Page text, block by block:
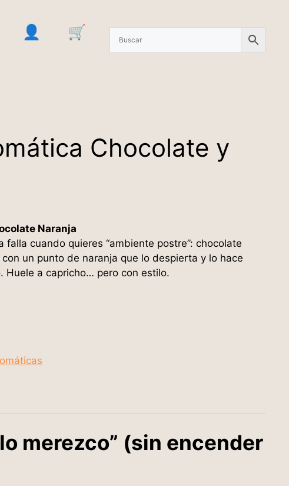
Chocolate y
Naranja
falla cuando quieres “ambiente postre”: chocolate
un punto de naranja que lo despierta y lo hace
Huele a capricho… pero con estilo.
merezco” (sin encender